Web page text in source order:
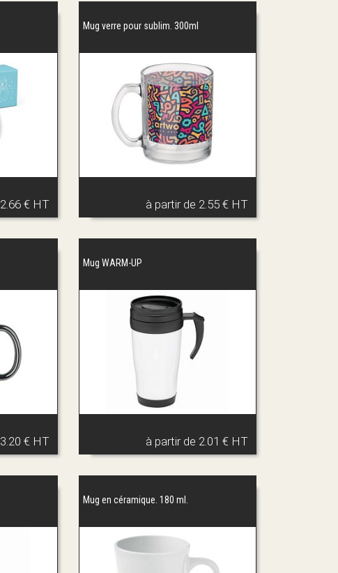
2.66 € HT
Mug verre pour sublim. 300ml
à partir de 2.55 € HT
3.20 € HT
Mug WARM-UP
à partir de 2.01 € HT
Mug en céramique. 180 ml.